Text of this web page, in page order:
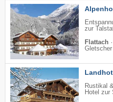
zur
Flattach ·
Gletscher
Rustikal
Hotel zur